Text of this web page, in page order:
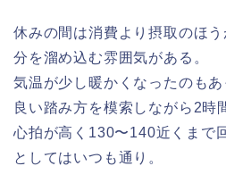
休みの間は消費より摂取のほ
分を溜め込む雰囲気がある。
気温が少し暖かくなったのもあ
良い踏み方を模索しながら2時
心拍が高く130〜140近くまで
としてはいつも通り。